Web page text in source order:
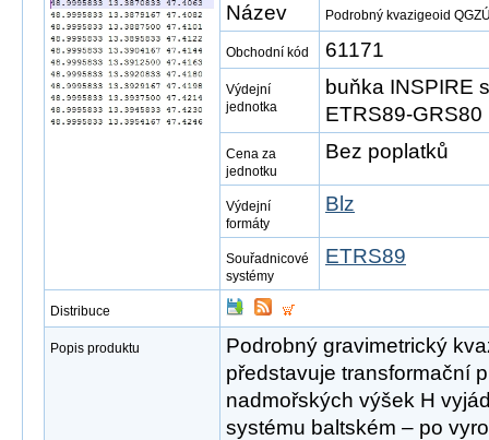
Název Podrobný kvazigeoid
Obchodní kód 61171
Výdejní
jednotka
buňka INSPIRE
ETRS89-GRS80
Cena za
jednotku
Bez poplatků
Výdejní
formáty
Blz
Souřadnicové
systémy
ETRS89
Distribuce
Popis produktu
Podrobný gravimetrický
představuje transformační
nadmořských výšek H
systému baltském – po